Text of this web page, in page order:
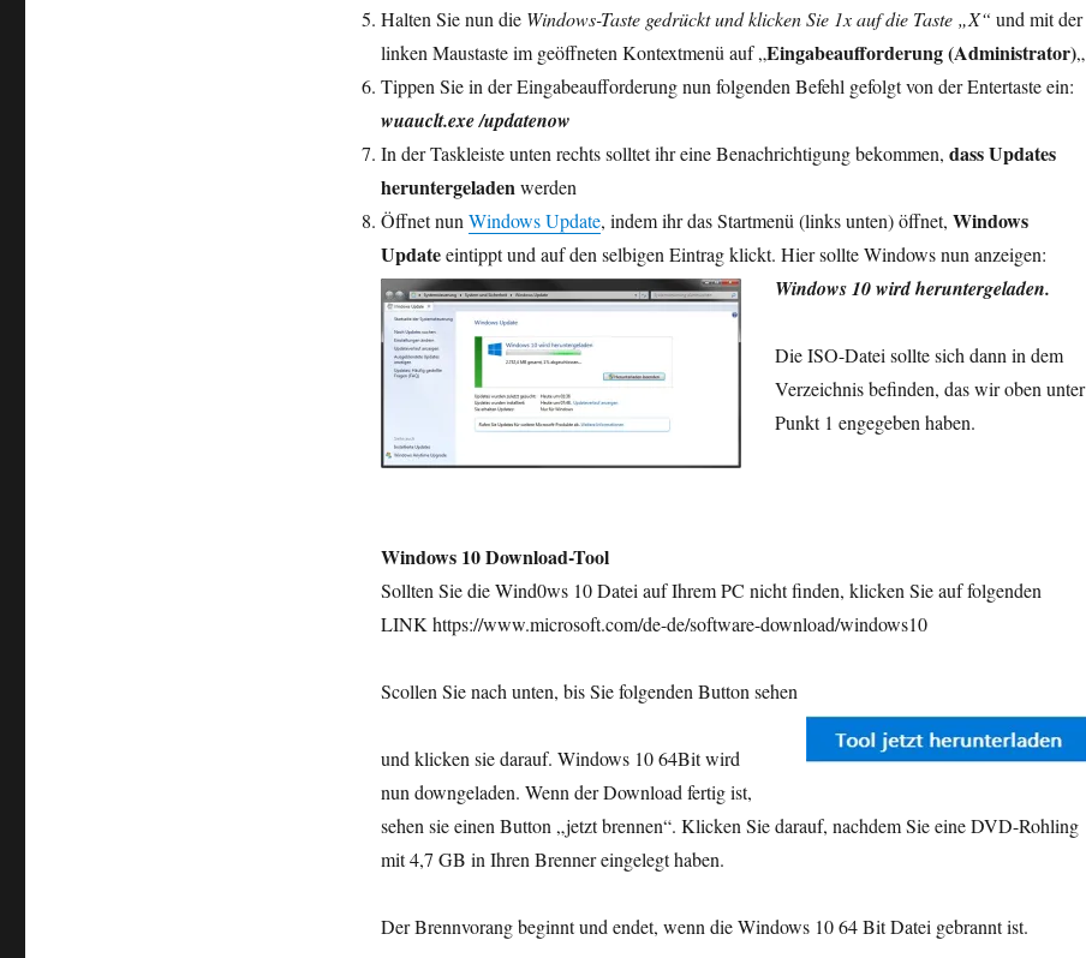
Halten Sie nun die Windows-Taste gedrückt und klicken Sie 1x auf die Taste „X“ und mit der
linken Maustaste im geöffneten Kontextmenü auf „Eingabeaufforderung (Administrator)„
Tippen Sie in der Eingabeaufforderung nun folgenden Befehl gefolgt von der Entertaste ein:
wuauclt.exe /updatenow
In der Taskleiste unten rechts solltet ihr eine Benachrichtigung bekommen, dass Updates
heruntergeladenwerden
Öffnet nun Windows Update, indem ihr das Startmenü (links unten) öffnet, Windows
Updateeintippt und auf den selbigen Eintrag klickt. Hier sollte Windows nun anzeigen:
Windows 10 wird heruntergeladen.
Die ISO-Datei sollte sich dann in dem
Verzeichnis befinden, das wir oben unter
Punkt 1 engegeben haben.
Windows 10 Download-Tool
Sollten Sie die Wind0ws 10 Datei auf Ihrem PC nicht finden, klicken Sie auf folgenden
LINK https://www.microsoft.com/de-de/software-download/windows10
Scollen Sie nach unten, bis Sie folgenden Button sehen
und klicken sie darauf. Windows 10 64Bit wird
nun downgeladen. Wenn der Download fertig ist,
sehen sie einen Button „jetzt brennen“. Klicken Sie darauf, nachdem Sie eine DVD-Rohling
mit 4,7 GB in Ihren Brenner eingelegt haben.
Der Brennvorang beginnt und endet, wenn die Windows 10 64 Bit Datei gebrannt ist.